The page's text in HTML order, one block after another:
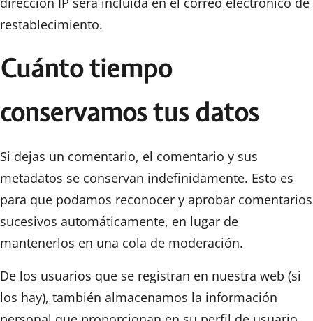
restablecimiento.
Cuánto tiempo
conservamos tus datos
Si dejas un comentario, el comentario y sus
metadatos se conservan indefinidamente. Esto es
para que podamos reconocer y aprobar comentarios
sucesivos automáticamente, en lugar de
mantenerlos en una cola de moderación.
De los usuarios que se registran en nuestra web (si
los hay), también almacenamos la información